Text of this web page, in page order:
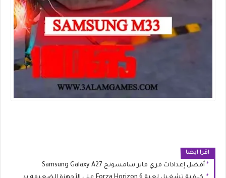
اقرا ايضا
أفضل إعدادات فري فاير سامسونج Samsung Galaxy A27